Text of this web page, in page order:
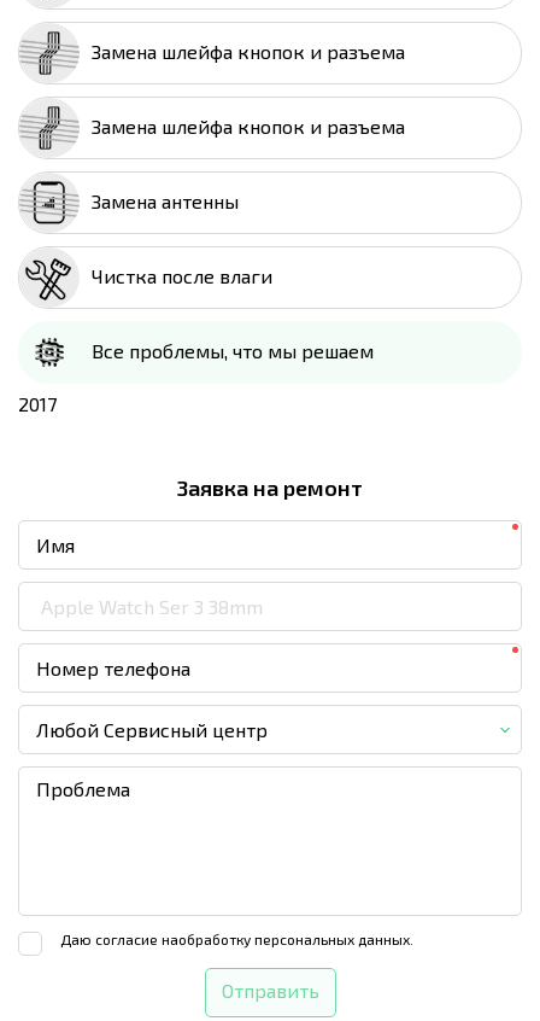
Замена шлейфа кнопок и разъема
Замена шлейфа кнопок и разъема
Замена антенны
Чистка после влаги
Все проблемы, что мы решаем
2017
Заявка на ремонт
Любой Сервисный центр
Даю согласие наобработку персональных данных.
Отправить